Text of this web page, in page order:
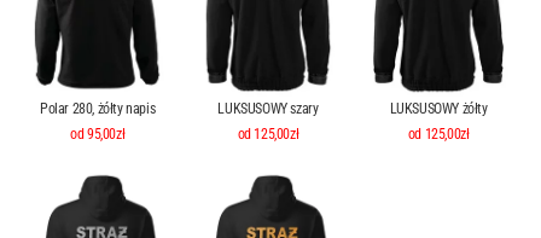
Polar 280, żółty napis
od 95,00zł
LUKSUSOWY szary
od 125,00zł
LUKSUSOWY żółty
od 125,00zł